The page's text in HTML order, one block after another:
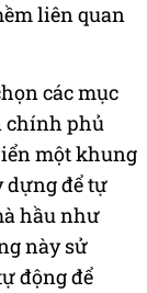
liên quan
các mục
chính phủ
một khung
dựng để tự
hầu như
này sử
động để